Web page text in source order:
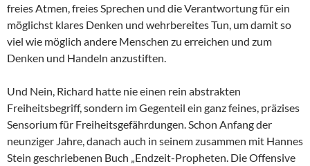
freies Atmen, freies Sprechen und die Verantwortung für ein
möglichst klares Denken und wehrbereites Tun, um damit so
viel wie möglich andere Menschen zu erreichen und zum
Denken und Handeln anzustiften.
Und Nein, Richard hatte nie einen rein abstrakten
Freiheitsbegriff, sondern im Gegenteil ein ganz feines, präzises
Sensorium für Freiheitsgefährdungen. Schon Anfang der
neunziger Jahre, danach auch in seinem zusammen mit Hannes
Stein geschriebenen Buch „Endzeit-Propheten. Die Offensive